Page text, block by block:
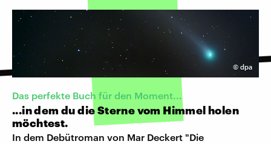
© dpa
Das perfekte Buch für den Moment...
...in dem du die Sterne vom Himmel holen
möchtest.
In dem Debütroman von Mar Deckert "Die